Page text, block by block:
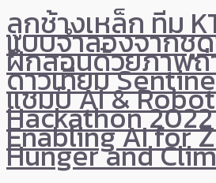
ลูกช้างเหล็ก ทีม
แบบจำลองจากชุ
ฝึกสอนด้วยภาพถ่
ดาวเทียม
แชมป์ AI &
Hackathon
Enabling AI for
Hunger and